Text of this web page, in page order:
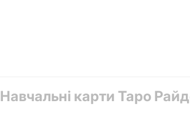
Навчальні карти Таро